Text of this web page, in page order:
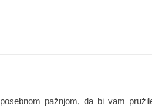
pažnjom, da bi vam